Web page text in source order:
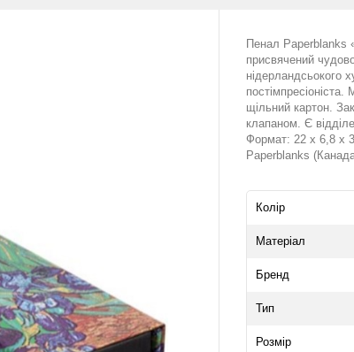
Пенал Paperblanks
присвячений
нідерландсьокого
щільний картон.
клапаном. Є
Формат: 22 х 6,8 х
Paperblanks
Колір
Матеріал
Бренд
Тип
Розмір